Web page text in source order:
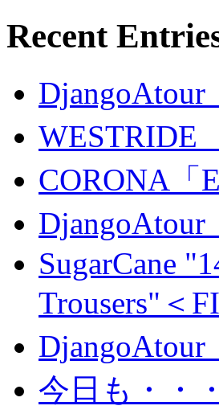
Recent
DjangoAtour
WESTRIDE
CORONA「
DjangoAtour
SugarCane
Trousers"＜
DjangoAtour
今日も・・・